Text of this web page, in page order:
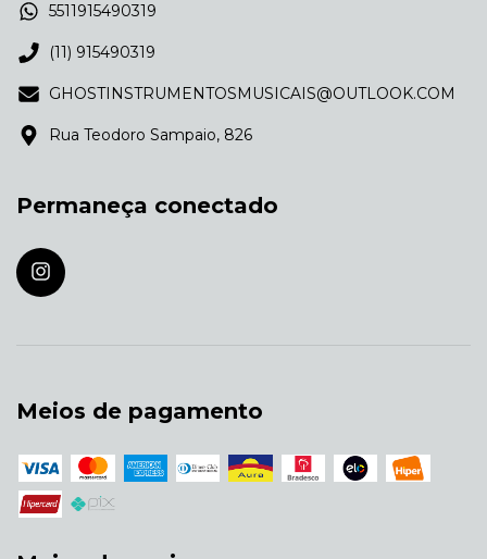
5511915490319
(11) 915490319
GHOSTINSTRUMENTOSMUSICAIS@OUTLOOK.COM
Rua Teodoro Sampaio, 826
Permaneça conectado
Meios de pagamento